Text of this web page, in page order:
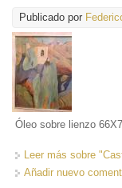
Publicado por
Óleo sobre lienzo
Leer más sobre
Añadir nuevo